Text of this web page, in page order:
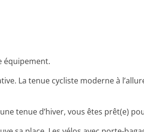
équipement.
La tenue cycliste moderne à
tenue d’hiver, vous êtes prêt(e)